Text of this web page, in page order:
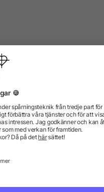
Internationellt
institutioner, föreningar
2026 allbranded GmbH.